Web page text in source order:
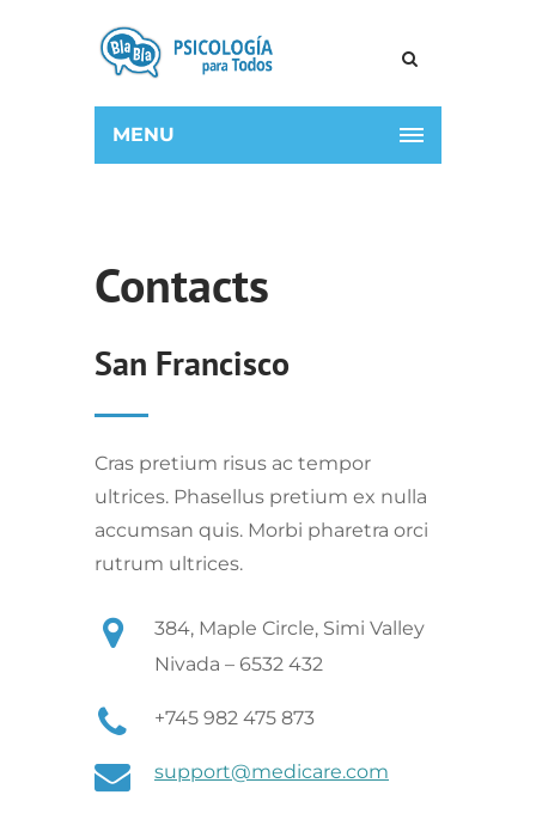
MENU
Contacts
San Francisco
Cras pretium risus ac tempor
ultrices. Phasellus pretium ex nulla
accumsan quis. Morbi pharetra orci
rutrum ultrices.
384, Maple Circle, Simi Valley
Nivada – 6532 432
+745 982 475 873
support@medicare.com